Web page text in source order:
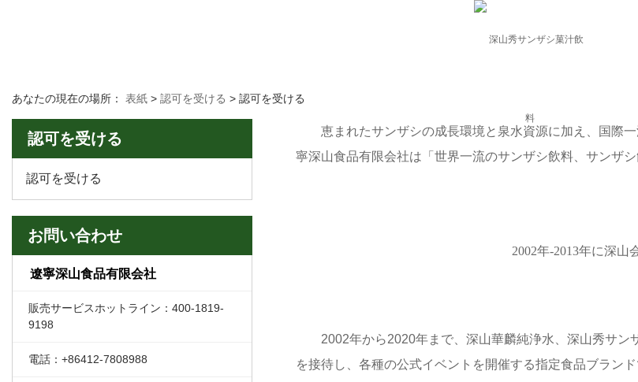
あなたの現在の場所： 表紙 > 認可を受ける > 認可を受ける
認可を受ける
認可を受ける
お問い合わせ
遼寧深山食品有限会社
販売サービスホットライン：400-1819-
9198
電話：+86412-7808988
恵まれたサンザシの成長環境と泉水資源に加え、国際
寧深山食品有限会社は「世界一流のサンザシ飲料、サンザ
2002年-2013年に深
2002年から2020年まで、深山華麟純浄水、深山秀サ
を接待し、各種の公式イベントを開催する指定食品ブラン